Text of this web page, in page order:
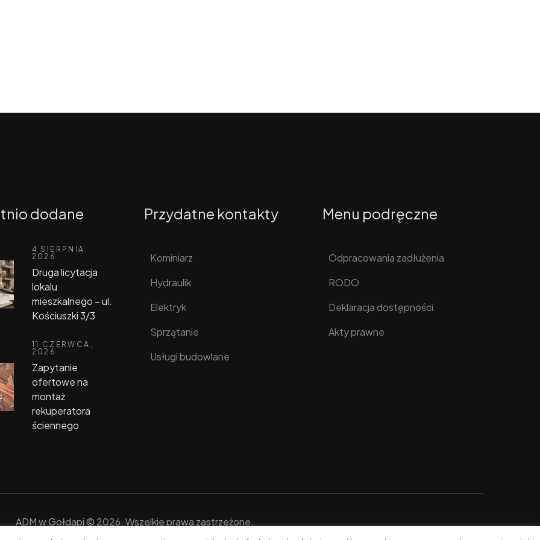
dodane
4 SIERPNIA,
2026
Druga licytacja
lokalu
mieszkalnego – ul.
Kościuszki 3/3
11 CZERWCA,
2026
Zapytanie
ofertowe na
montaż
rekuperatora
ściennego
Przydatne kontakty
Kominiarz
Hydraulik
Elektryk
Sprzątanie
Usługi budowlane
Menu podręczne
Odpracowania zadłużenia
RODO
Deklaracja dostępności
Akty prawne
ADM w Gołdapi © 2026. Wszelkie prawa zastrzeżone.